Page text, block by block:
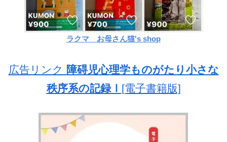
ラクマ お母さん猫's shop
広告リンク 障碍児心理学ものがたり小さな
秩序系の記録Ⅰ [電子書籍版]